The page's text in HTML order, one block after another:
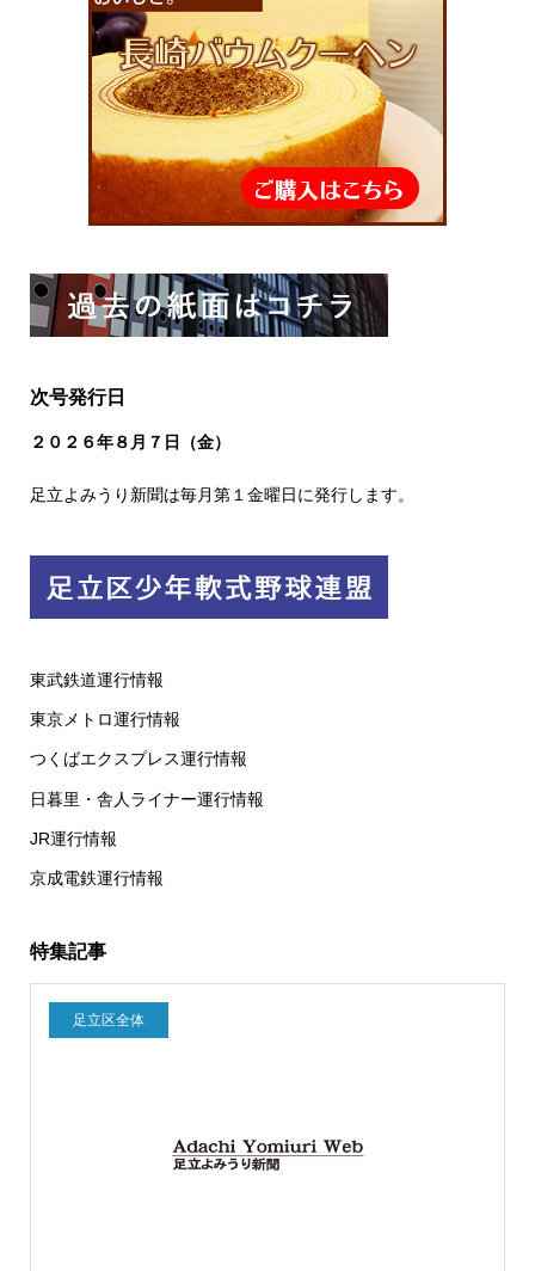
次号発行日
２０２６年８ 月７日（金）
足立よみうり新聞は毎月第１金曜日に発行します。
東武鉄道運行情報
東京メトロ運行情報
つくばエクスプレス運行情報
日暮里・舎人ライナー運行情報
JR運行情報
京成電鉄運行情報
特集記事
足立区全体